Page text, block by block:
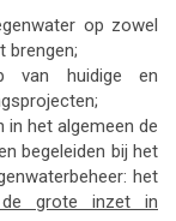
op zowel
brengen;
van huidige en
in het algemeen de
begeleiden bij het
het
grote inzet in